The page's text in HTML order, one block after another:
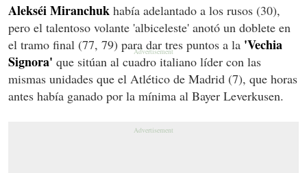
Alekséi Miranchuk había adelantado a los rusos (30),
pero el talentoso volante 'albiceleste' anotó un doblete en
el tramo final (77, 79) para dar tres puntos a la 'Vechia
Signora' que sitúan al cuadro italiano líder con las
mismas unidades que el Atlético de Madrid (7), que horas
antes había ganado por la mínima al Bayer Leverkusen.